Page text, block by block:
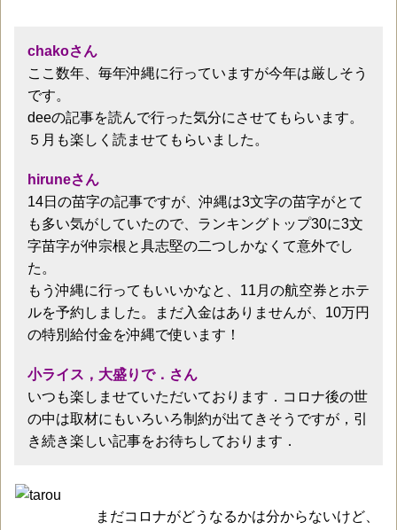
chakoさん
ここ数年、毎年沖縄に行っていますが今年は厳しそう
です。
deeの記事を読んで行った気分にさせてもらいます。
５月も楽しく読ませてもらいました。
hiruneさん
14日の苗字の記事ですが、沖縄は3文字の苗字がとて
も多い気がしていたので、ランキングトップ30に3文
字苗字が仲宗根と具志堅の二つしかなくて意外でし
た。
もう沖縄に行ってもいいかなと、11月の航空券とホテ
ルを予約しました。まだ入金はありませんが、10万円
の特別給付金を沖縄で使います！
小ライス，大盛りで．さん
いつも楽しませていただいております．コロナ後の世
の中は取材にもいろいろ制約が出てきそうですが，引
き続き楽しい記事をお待ちしております．
まだコロナがどうなるかは分からないけど、